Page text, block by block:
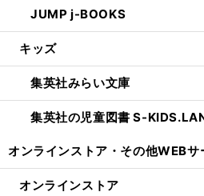
JUMP j-BOOKS
キッズ
集英社みらい文庫
集英社の児童図書 S-
オンラインストア・ その他WEBサ
オンラインストア